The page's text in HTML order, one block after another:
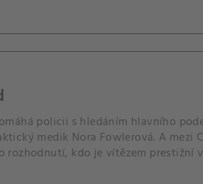
policii s hledáním hlavního
medik Nora Fowlerová. A mezi
rozhodnutí, kdo je vítězem prestižní